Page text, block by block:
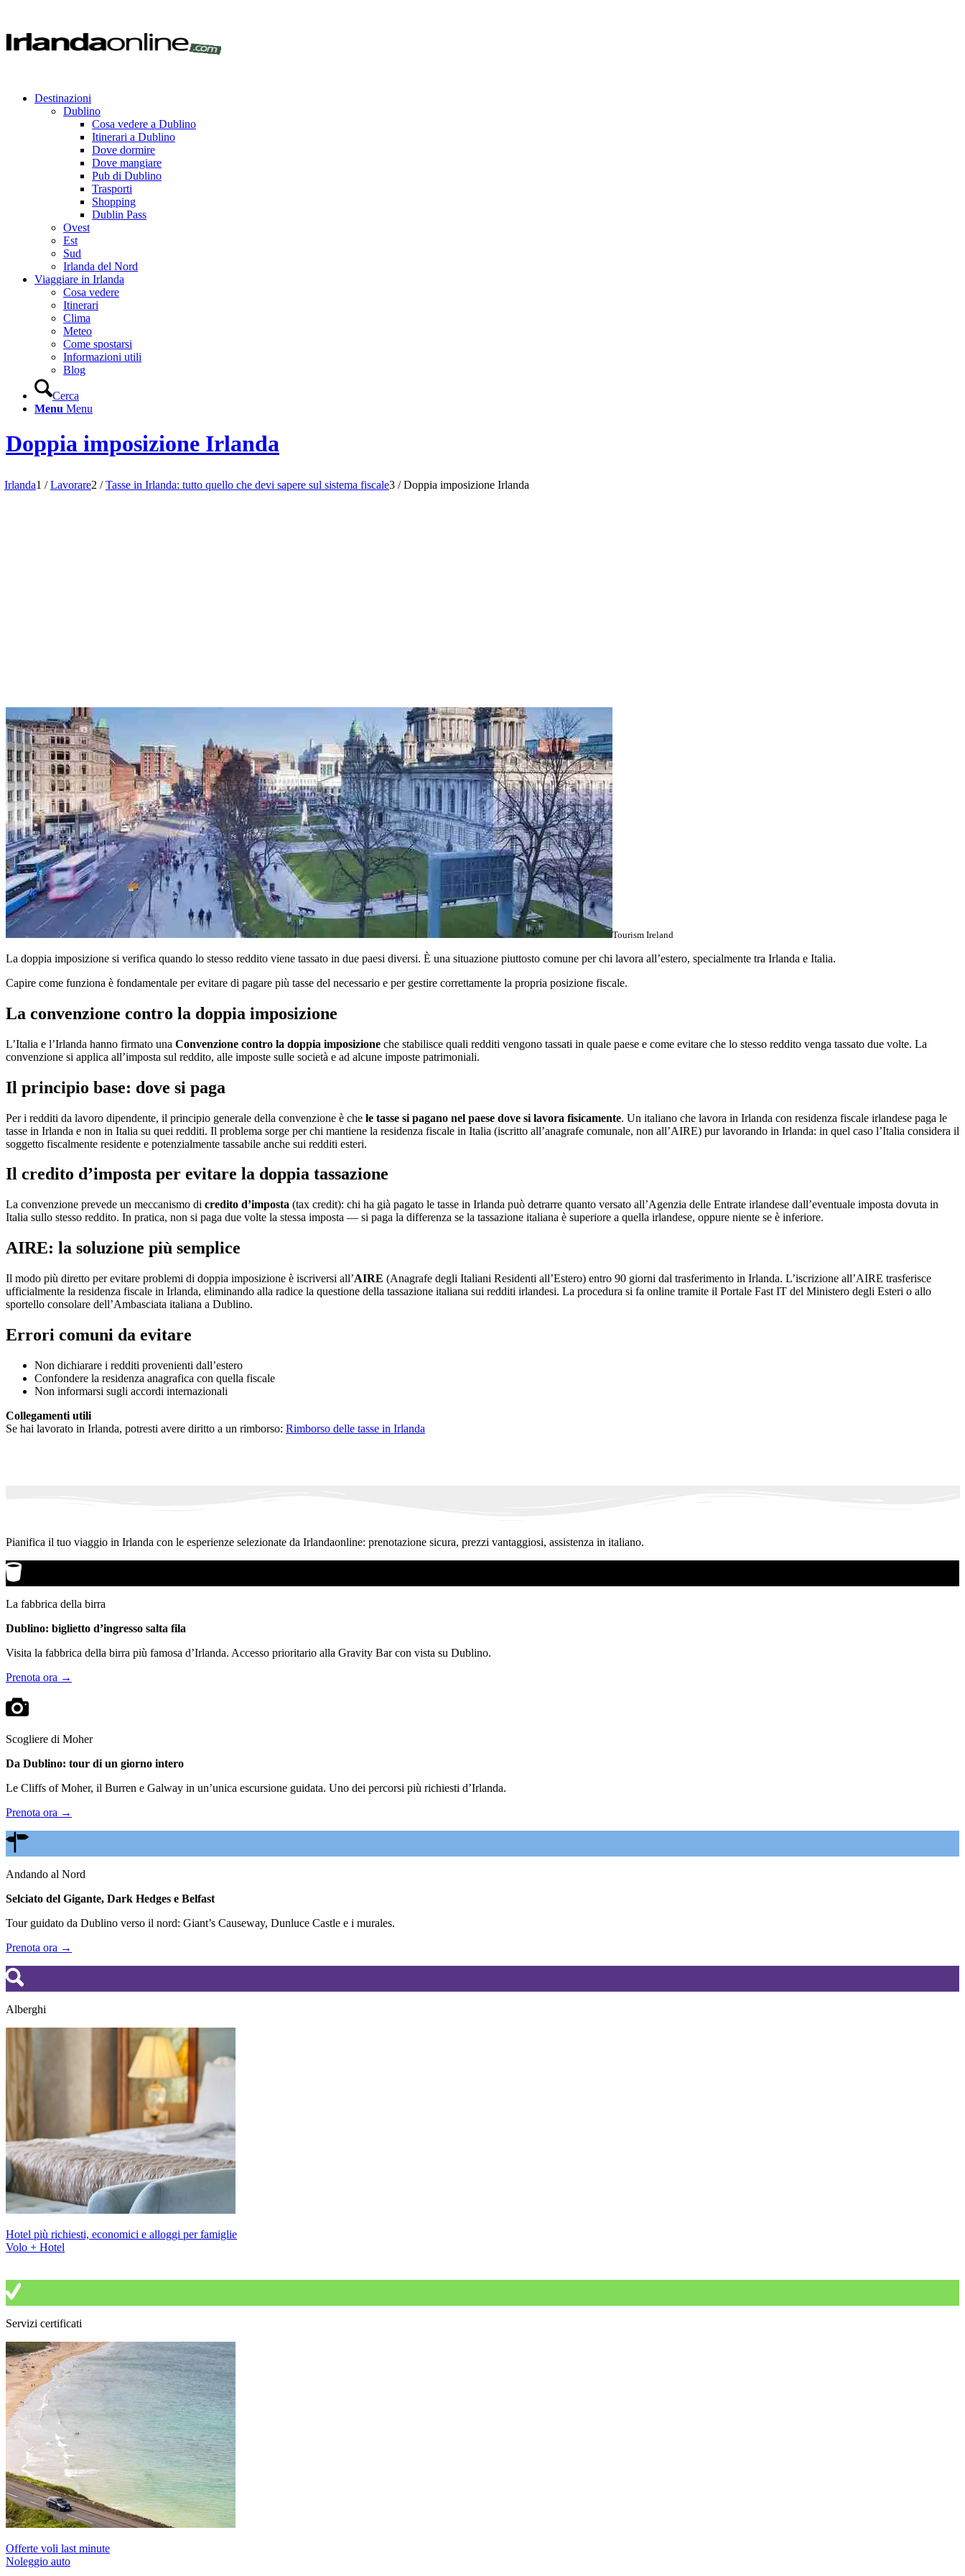
Destinazioni
Dublino
Cosa vedere a Dublino
Itinerari a Dublino
Dove dormire
Dove mangiare
Pub di Dublino
Trasporti
Shopping
Dublin Pass
Ovest
Est
Sud
Irlanda del Nord
Viaggiare in Irlanda
Cosa vedere
Itinerari
Clima
Meteo
Come spostarsi
Informazioni utili
Blog
Cerca
Menu Menu
Doppia imposizione Irlanda
Irlanda1 / Lavorare2 / Tasse in Irlanda: tutto quello che devi sapere sul sistema fiscale3 / Doppia imposizione Irlanda
Tourism Ireland
La doppia imposizione si verifica quando lo stesso reddito viene tassato in due paesi diversi. È una situazione piuttosto comune per chi lavora all’estero, specialmente tra Irlanda e Italia.
Capire come funziona è fondamentale per evitare di pagare più tasse del necessario e per gestire correttamente la propria posizione fiscale.
La convenzione contro la doppia imposizione
L’Italia e l’Irlanda hanno firmato una Convenzione contro la doppia imposizione che stabilisce quali redditi vengono tassati in quale paese e come evitare che lo stesso reddito venga tassato due volte. La
convenzione si applica all’imposta sul reddito, alle imposte sulle società e ad alcune imposte patrimoniali.
Il principio base: dove si paga
Per i redditi da lavoro dipendente, il principio generale della convenzione è che le tasse si pagano nel paese dove si lavora fisicamente. Un italiano che lavora in Irlanda con residenza fiscale irlandese paga le
tasse in Irlanda e non in Italia su quei redditi. Il problema sorge per chi mantiene la residenza fiscale in Italia (iscritto all’anagrafe comunale, non all’AIRE) pur lavorando in Irlanda: in quel caso l’Italia considera il
soggetto fiscalmente residente e potenzialmente tassabile anche sui redditi esteri.
Il credito d’imposta per evitare la doppia tassazione
La convenzione prevede un meccanismo di credito d’imposta (tax credit): chi ha già pagato le tasse in Irlanda può detrarre quanto versato all’Agenzia delle Entrate irlandese dall’eventuale imposta dovuta in
Italia sullo stesso reddito. In pratica, non si paga due volte la stessa imposta — si paga la differenza se la tassazione italiana è superiore a quella irlandese, oppure niente se è inferiore.
AIRE: la soluzione più semplice
Il modo più diretto per evitare problemi di doppia imposizione è iscriversi all’AIRE (Anagrafe degli Italiani Residenti all’Estero) entro 90 giorni dal trasferimento in Irlanda. L’iscrizione all’AIRE trasferisce
ufficialmente la residenza fiscale in Irlanda, eliminando alla radice la questione della tassazione italiana sui redditi irlandesi. La procedura si fa online tramite il Portale Fast IT del Ministero degli Esteri o allo
sportello consolare dell’Ambasciata italiana a Dublino.
Errori comuni da evitare
Non dichiarare i redditi provenienti dall’estero
Confondere la residenza anagrafica con quella fiscale
Non informarsi sugli accordi internazionali
Collegamenti utili
Se hai lavorato in Irlanda, potresti avere diritto a un rimborso: Rimborso delle tasse in Irlanda
Pianifica il tuo viaggio in Irlanda con le esperienze selezionate da Irlandaonline: prenotazione sicura, prezzi vantaggiosi, assistenza in italiano.
La fabbrica della birra
Dublino: biglietto d’ingresso salta fila
Visita la fabbrica della birra più famosa d’Irlanda. Accesso prioritario alla Gravity Bar con vista su Dublino.
Prenota ora →
Scogliere di Moher
Da Dublino: tour di un giorno intero
Le Cliffs of Moher, il Burren e Galway in un’unica escursione guidata. Uno dei percorsi più richiesti d’Irlanda.
Prenota ora →
Andando al Nord
Selciato del Gigante, Dark Hedges e Belfast
Tour guidato da Dublino verso il nord: Giant’s Causeway, Dunluce Castle e i murales.
Prenota ora →
Alberghi
Hotel più richiesti, economici e alloggi per famiglie
Volo + Hotel
Servizi certificati
Offerte voli last minute
Noleggio auto